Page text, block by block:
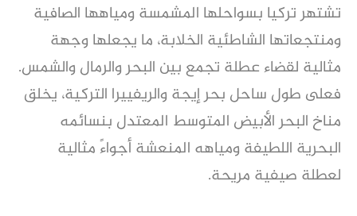
تشتهر تركيا بسواحلها المشمسة ومياهها الصافية
ومنتجعاتها الشاطئية الخلابة، ما يجعلها وجهة
مثالية لقضاء عطلة تجمع بين البحر والرمال والشمس.
فعلى طول ساحل بحر إيجة والريفييرا التركية، يخلق
مناخ البحر الأبيض المتوسط المعتدل بنسائمه
البحرية اللطيفة ومياهه المنعشة أجواءً مثالية
لعطلة صيفية مريحة.